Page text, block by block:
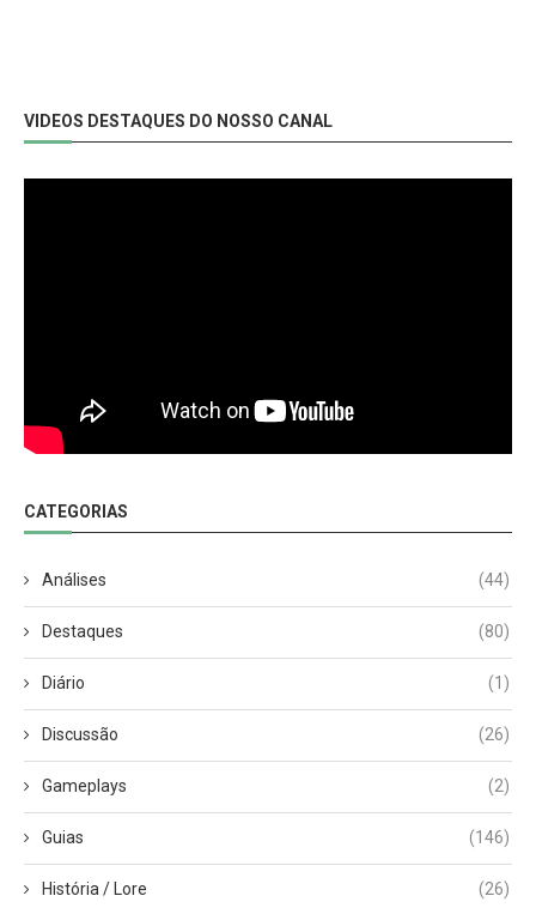
VIDEOS DESTAQUES DO NOSSO CANAL
CATEGORIAS
Análises (44)
Destaques (80)
Diário (1)
Discussão (26)
Gameplays (2)
Guias (146)
História / Lore (26)